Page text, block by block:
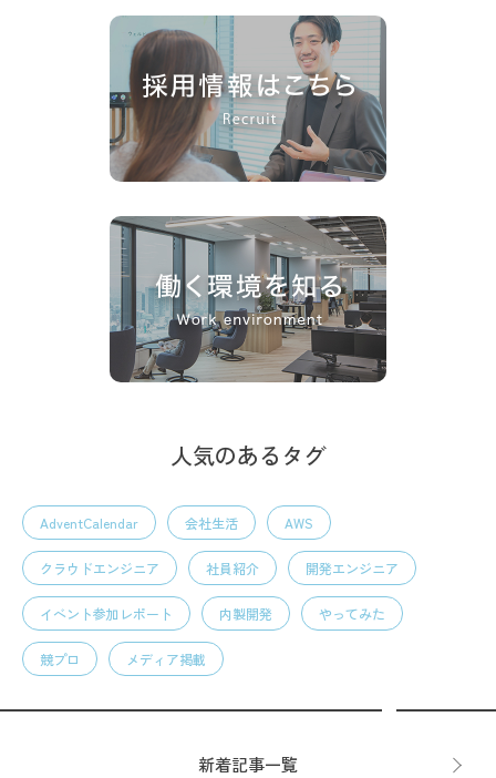
人気のあるタグ
AdventCalendar 会社生活 AWS
クラウドエンジニア 社員紹介 開発エンジニア
イベント参加レポート 内製開発 やってみた
競プロ メディア掲載
新着記事一覧